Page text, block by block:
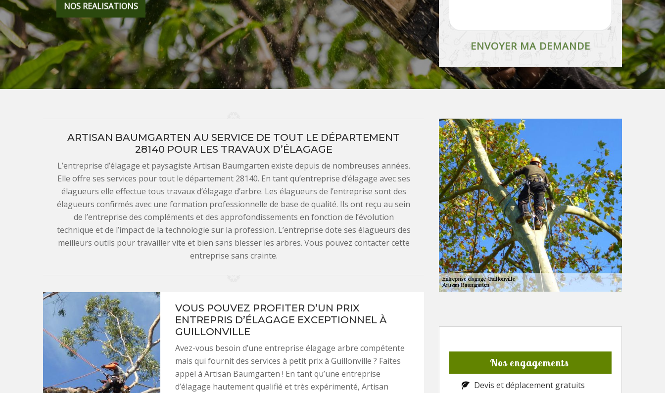
NOS REALISATIONS
ARTISAN BAUMGARTEN AU SERVICE DE TOUT LE DÉPARTEMENT
28140 POUR LES TRAVAUX D’ÉLAGAGE
L’entreprise d’élagage et paysagiste Artisan Baumgarten existe depuis de nombreuses années.
Elle offre ses services pour tout le département 28140. En tant qu’entreprise d’élagage avec ses
élagueurs elle effectue tous travaux d’élagage d’arbre. Les élagueurs de l’entreprise sont des
élagueurs confirmés avec une formation professionnelle de base de qualité. Ils ont reçu au sein
de l’entreprise des compléments et des approfondissements en fonction de l’évolution
technique et de l’impact de la technologie sur la profession. L’entreprise dote ses élagueurs des
meilleurs outils pour travailler vite et bien sans blesser les arbres. Vous pouvez contacter cette
entreprise sans crainte.
VOUS POUVEZ PROFITER D’UN PRIX
ENTREPRIS D’ÉLAGAGE EXCEPTIONNEL À
GUILLONVILLE
Avez-vous besoin d’une entreprise élagage arbre compétente
mais qui fournit des services à petit prix à Guillonville ? Faites
appel à Artisan Baumgarten ! En tant qu’une entreprise
d’élagage hautement qualifié et très expérimenté, Artisan
Nos engagements
Devis et déplacement gratuits